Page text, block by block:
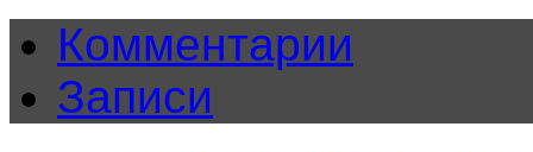
Комментарии
Записи